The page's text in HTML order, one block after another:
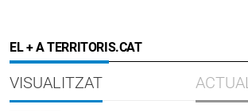
EL + A TERRITORIS.CAT
VISUALITZAT ACTUAL